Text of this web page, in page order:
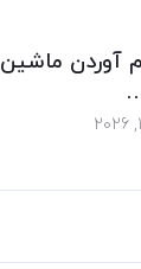
آوردن ماشین